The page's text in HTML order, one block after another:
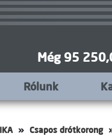
Még 95
Rólunk
Csapos drótkorong